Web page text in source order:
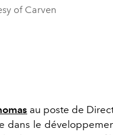
of Carven
au poste de
dans le